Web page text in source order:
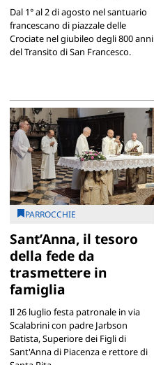
Dal 1° al 2 di agosto nel santuario
francescano di piazzale delle
Crociate nel giubileo degli 800 anni
del Transito di San Francesco.
PARROCCHIE
Sant’Anna, il tesoro
della fede da
trasmettere in
famiglia
Il 26 luglio festa patronale in via
Scalabrini con padre Jarbson
Batista, Superiore dei Figli di
Sant'Anna di Piacenza e rettore di